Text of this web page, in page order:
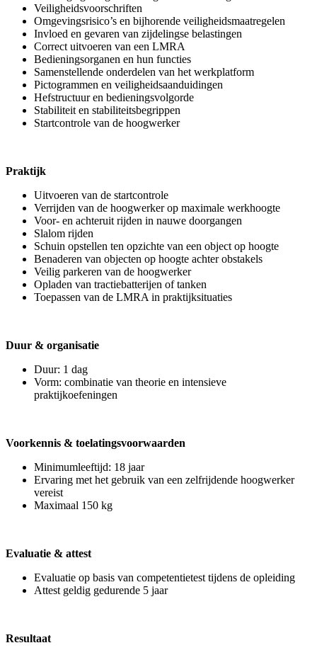
Veiligheidsvoorschriften
Omgevingsrisico’s en bijhorende veiligheidsmaatregelen
Invloed en gevaren van zijdelingse belastingen
Correct uitvoeren van een LMRA
Bedieningsorganen en hun functies
Samenstellende onderdelen van het werkplatform
Pictogrammen en veiligheidsaanduidingen
Hefstructuur en bedieningsvolgorde
Stabiliteit en stabiliteitsbegrippen
Startcontrole van de hoogwerker
Praktijk
Uitvoeren van de startcontrole
Verrijden van de hoogwerker op maximale werkhoogte
Voor- en achteruit rijden in nauwe doorgangen
Slalom rijden
Schuin opstellen ten opzichte van een object op hoogte
Benaderen van objecten op hoogte achter obstakels
Veilig parkeren van de hoogwerker
Opladen van tractiebatterijen of tanken
Toepassen van de LMRA in praktijksituaties
Duur & organisatie
Duur: 1 dag
Vorm: combinatie van theorie en intensieve
praktijkoefeningen
Voorkennis & toelatingsvoorwaarden
Minimumleeftijd: 18 jaar
Ervaring met het gebruik van een zelfrijdende hoogwerker
vereist
Maximaal 150 kg
Evaluatie & attest
Evaluatie op basis van competentietest tijdens de opleiding
Attest geldig gedurende 5 jaar
Resultaat